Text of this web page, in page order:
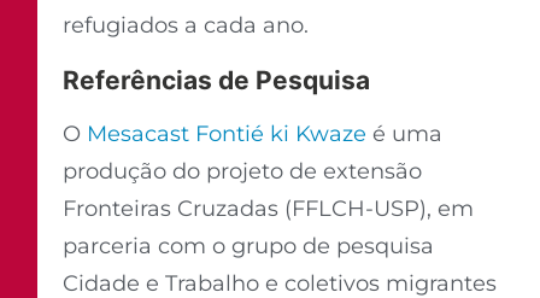
refugiados a cada ano.
Referências de Pesquisa
O Mesacast Fontié ki Kwaze é uma
produção do projeto de extensão
Fronteiras Cruzadas (FFLCH-USP), em
parceria com o grupo de pesquisa
Cidade e Trabalho e coletivos migrantes